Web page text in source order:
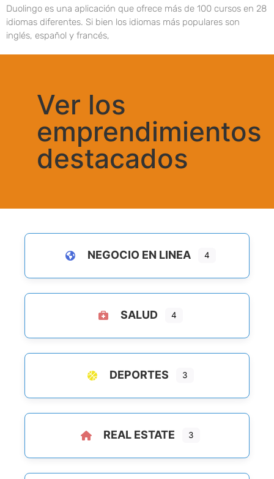
Duolingo es una aplicación que ofrece más de 100 cursos en 28
idiomas diferentes. Si bien los idiomas más populares son
inglés, español y francés,
Ver los
emprendimientos
destacados
NEGOCIO EN LINEA 4
SALUD 4
DEPORTES 3
REAL ESTATE 3